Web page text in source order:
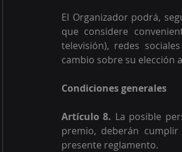
El Organizador podrá,
que considere
televisión), redes
cambio sobre su elección
Condiciones generales
Artículo 8. La posible
premio, deberán
presente reglamento.